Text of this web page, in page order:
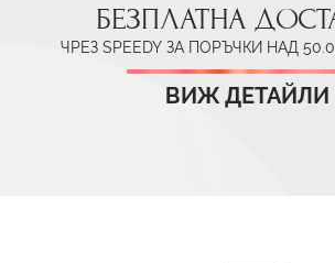
БЕЗПЛАТНА
ЧРЕЗ SPEEDY ЗА ПОРЪЧКИ НАД
ВИЖ ДЕТАЙЛИ